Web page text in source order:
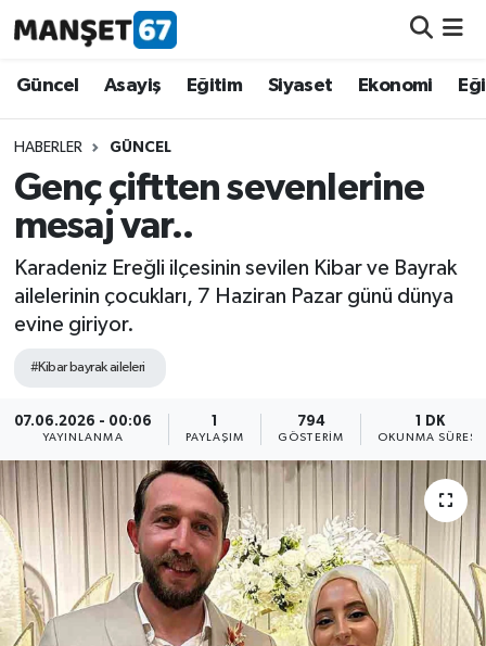
Güncel Asayiş Eğitim Siyaset Ekonomi
HABERLER GÜNCEL
Genç çiftten sevenlerine
mesaj var..
Karadeniz Ereğli ilçesinin sevilen Kibar ve Bayrak
ailelerinin çocukları, 7 Haziran Pazar günü dünya
evine giriyor.
#Kibar bayrak aileleri
07.06.2026 - 00:06
YAYINLANMA
1
PAYLAŞIM
794
GÖSTERIM
1 DK
OKUNMA SÜRESI
Güncel
Asayiş
Siyaset
Spor
Eğitim
Ekonomi
Kültür-Sanat
Magazin
Medya
Mizah
Röportaj